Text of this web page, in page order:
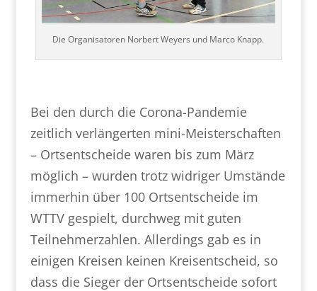
Die Organisatoren Norbert Weyers und Marco Knapp.
Bei den durch die Corona-Pandemie
zeitlich verlängerten mini-Meisterschaften
– Ortsentscheide waren bis zum März
möglich – wurden trotz widriger Umstände
immerhin über 100 Ortsentscheide im
WTTV gespielt, durchweg mit guten
Teilnehmerzahlen. Allerdings gab es in
einigen Kreisen keinen Kreisentscheid, so
dass die Sieger der Ortsentscheide sofort